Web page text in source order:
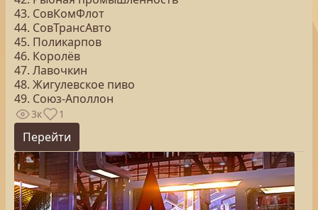
43. СовКомФлот
44. СовТрансАвто
45. Поликарпов
46. Королёв
47. Лавочкин
48. Жигулевское пиво
49. Союз-Аполлон
3к 1
Перейти